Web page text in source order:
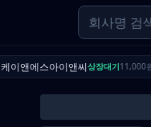
케이앤에스아이앤씨상장대기11,000원